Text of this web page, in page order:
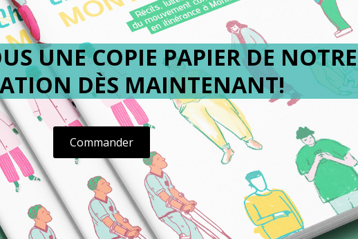
UNE COPIE PAPIER DE NOTRE
DÈS MAINTENANT!
Commander